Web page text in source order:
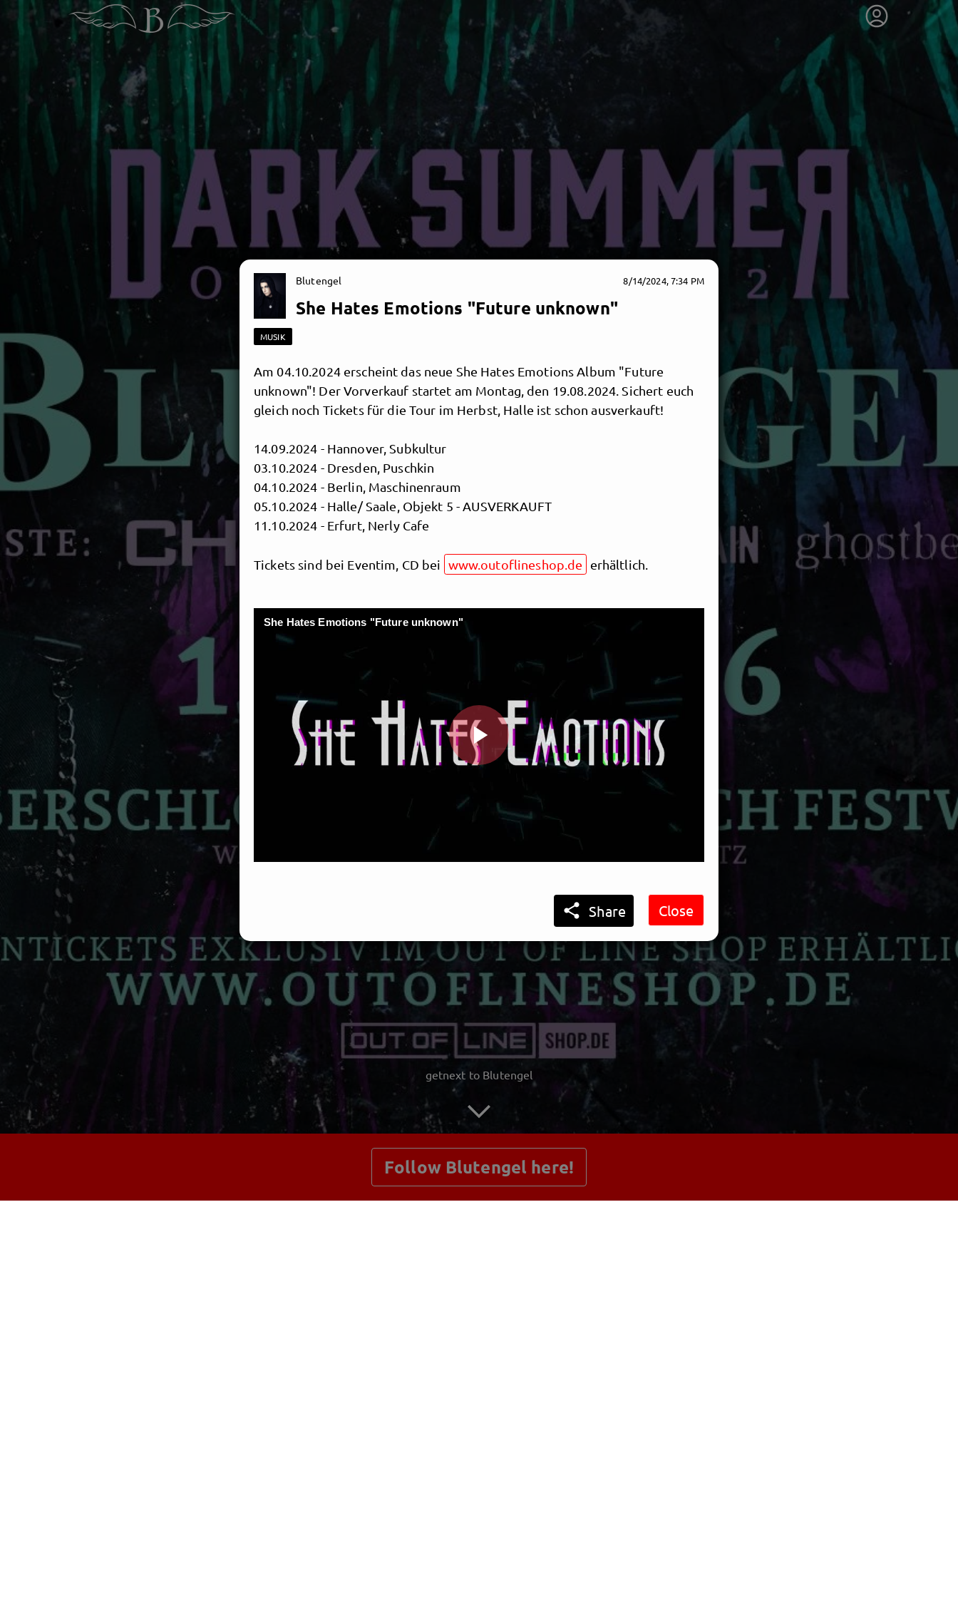
getnext to Blutengel
Follow Blutengel here!
Blutengel 8/14/2024, 7:34 PM
She Hates Emotions "Future unknown"
MUSIK
Am 04.10.2024 erscheint das neue She Hates Emotions Album "Future
unknown"! Der Vorverkauf startet am Montag, den 19.08.2024. Sichert euch
gleich noch Tickets für die Tour im Herbst, Halle ist schon ausverkauft!
14.09.2024 - Hannover, Subkultur
03.10.2024 - Dresden, Puschkin
04.10.2024 - Berlin, Maschinenraum
05.10.2024 - Halle/ Saale, Objekt 5 - AUSVERKAUFT
11.10.2024 - Erfurt, Nerly Cafe
Tickets sind bei Eventim, CD bei www.outoflineshop.de erhältlich.
Play
Video
She Hates Emotions "Future unknown"
 Share Close